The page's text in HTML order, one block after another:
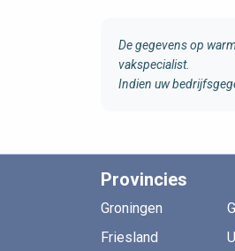
De gegevens op
vakspecialist.
Indien uw
Provincies
Groningen
Friesland